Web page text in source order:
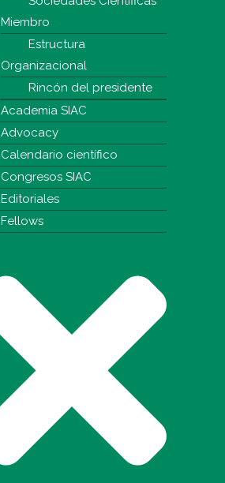
Miembro
Estructura
Organizacional
Rincón del presidente
Academia SIAC
Advocacy
Calendario científico
Congresos SIAC
Editoriales
Fellows